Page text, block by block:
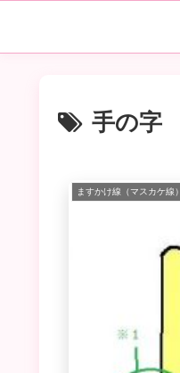
手の字
ますかけ線（マスカケ線）